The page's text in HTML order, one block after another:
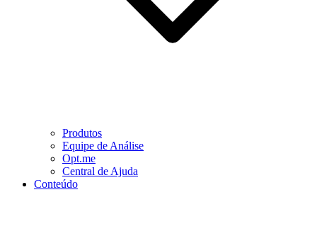
Produtos
Equipe de Análise
Opt.me
Central de Ajuda
Conteúdo